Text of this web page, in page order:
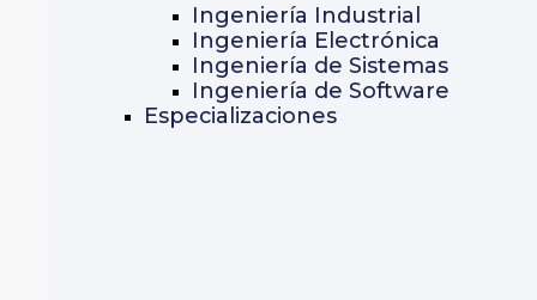
Ingeniería Industrial
Ingeniería Electrónica
Ingeniería de Sistemas
Ingeniería de Software
Especializaciones